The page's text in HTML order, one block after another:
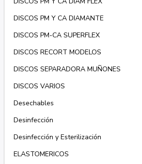
DISCOS PM Y CA DIAMANTE
DISCOS PM-CA SUPERFLEX
DISCOS RECORT MODELOS
DISCOS SEPARADORA MUÑONES
DISCOS VARIOS
Desechables
Desinfección
Desinfección y Esterilización
ELASTOMERICOS